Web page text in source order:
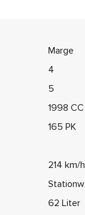
Marge
4
5
1998 CC
165 PK
214 km/h
62 Liter